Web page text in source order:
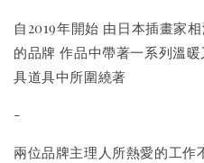
自2019年開始 由日本插畫家
的品牌 作品中帶著一系列溫
具道具中所圍繞著
-
兩位品牌主理人所熱愛的工作